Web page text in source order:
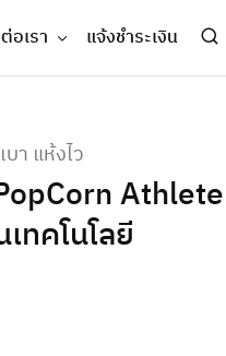
อเรา แจ้งชำระเงิน
า แห้งไว
ทคโนโลยี